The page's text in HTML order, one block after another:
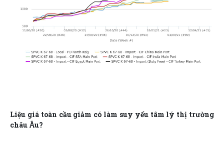
Liệu giá toàn cầu giảm có làm suy yếu tâm lý thị trường
châu Âu?